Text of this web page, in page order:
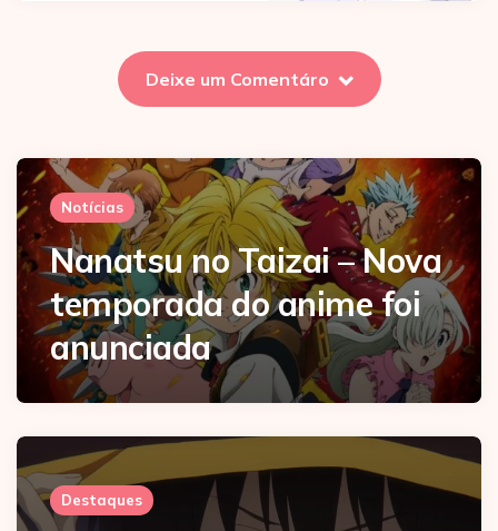
Deixe um Comentáro
Notícias
Nanatsu no Taizai – Nova
temporada do anime foi
anunciada
Destaques